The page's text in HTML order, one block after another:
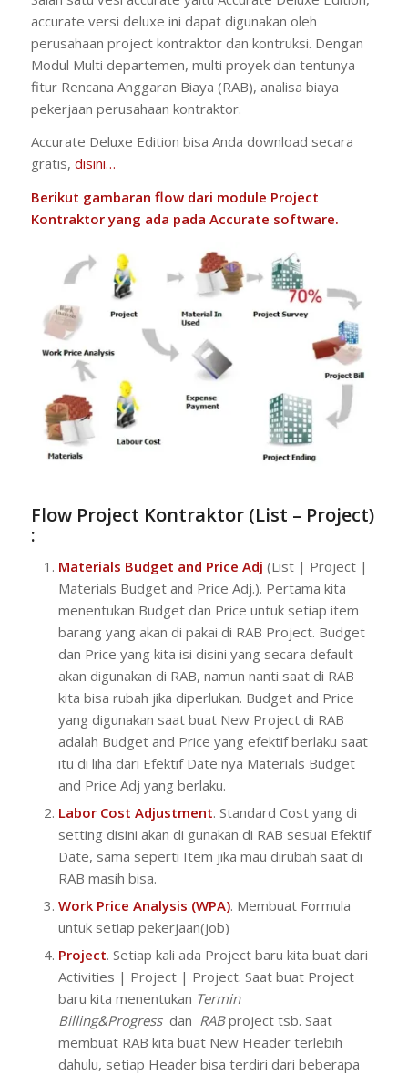
accurate versi deluxe ini dapat digunakan oleh
perusahaan project kontraktor dan kontruksi. Dengan
Modul Multi departemen, multi proyek dan tentunya
fitur Rencana Anggaran Biaya (RAB), analisa biaya
pekerjaan perusahaan kontraktor.
Accurate Deluxe Edition bisa Anda download secara
gratis, disini…
Berikut gambaran flow dari module Project
Kontraktor yang ada pada Accurate software.
Flow Project Kontraktor (List – Project)
:
Materials Budget and Price Adj (List | Project |
Materials Budget and Price Adj.). Pertama kita
menentukan Budget dan Price untuk setiap item
barang yang akan di pakai di RAB Project. Budget
dan Price yang kita isi disini yang secara default
akan digunakan di RAB, namun nanti saat di RAB
kita bisa rubah jika diperlukan. Budget and Price
yang digunakan saat buat New Project di RAB
adalah Budget and Price yang efektif berlaku saat
itu di liha dari Efektif Date nya Materials Budget
and Price Adj yang berlaku.
Labor Cost Adjustment. Standard Cost yang di
setting disini akan di gunakan di RAB sesuai Efektif
Date, sama seperti Item jika mau dirubah saat di
RAB masih bisa.
Work Price Analysis (WPA). Membuat Formula
untuk setiap pekerjaan(job)
Project. Setiap kali ada Project baru kita buat dari
Activities | Project | Project. Saat buat Project
baru kita menentukan Termin
Billing&Progressdan RABproject tsb. Saat
membuat RAB kita buat New Header terlebih
dahulu, setiap Header bisa terdiri dari beberapa